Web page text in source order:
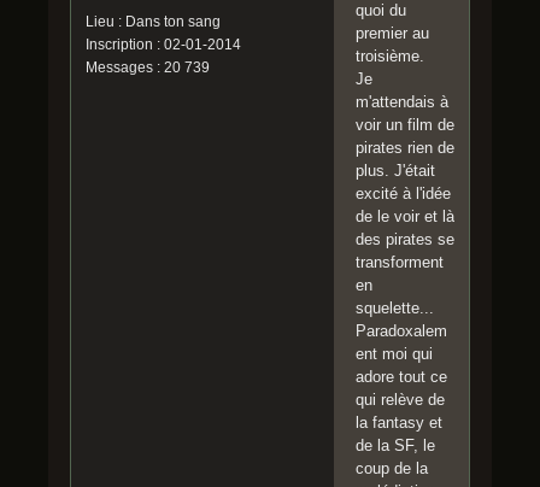
Lieu : Dans ton sang
Inscription : 02-01-2014
Messages : 20 739
quoi du
premier au
troisième.
Je
m'attendais à
voir un film de
pirates rien de
plus. J'était
excité à l'idée
de le voir et là
des pirates se
transforment
en
squelette...
Paradoxalem
ent moi qui
adore tout ce
qui relève de
la fantasy et
de la SF, le
coup de la